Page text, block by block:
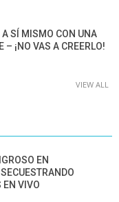
A SÍ MISMO CON UNA
– ¡NO VAS A CREERLO!
VIEW ALL
EN
EN VIVO